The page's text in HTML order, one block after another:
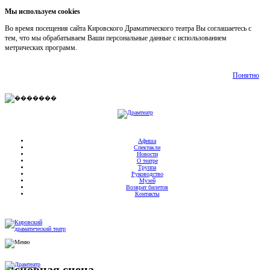
Мы используем cookies
Во время посещения сайта Кировского Драматического театра Вы соглашаетесь с
тем, что мы обрабатываем Ваши персональные данные с использованием
метрических программ.
Понятно
Афиша
Спектакли
Новости
О театре
Труппа
Руководство
Музей
Возврат билетов
Контакты